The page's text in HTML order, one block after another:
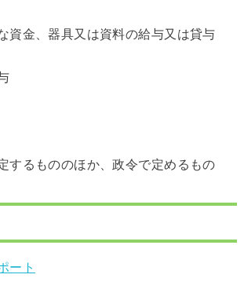
金、器具又は資料の給与又は貸与
るもののほか、政令で定めるもの
ート